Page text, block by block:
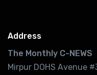
Address
The Monthly C-NEWS
Mirpur DOHS Avenue